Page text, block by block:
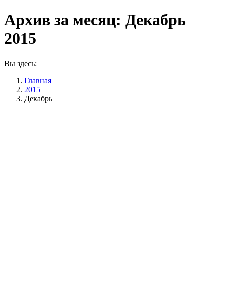
Архив за месяц: Декабрь
2015
Вы здесь:
Главная
2015
Декабрь